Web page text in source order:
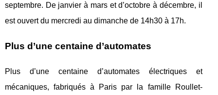
septembre. De janvier à mars et d’octobre à décembre, il
est ouvert du mercredi au dimanche de 14h30 à 17h.
Plus d’une centaine d’automates
Plus d’une centaine d’automates électriques et
mécaniques, fabriqués à Paris par la famille Roullet-